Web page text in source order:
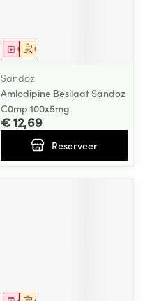
Op voorschrift
Geneesmiddel
Sandoz
Amlodipine Besilaat Sandoz
C0mp 100x5mg
€ 12,69
Reserveer